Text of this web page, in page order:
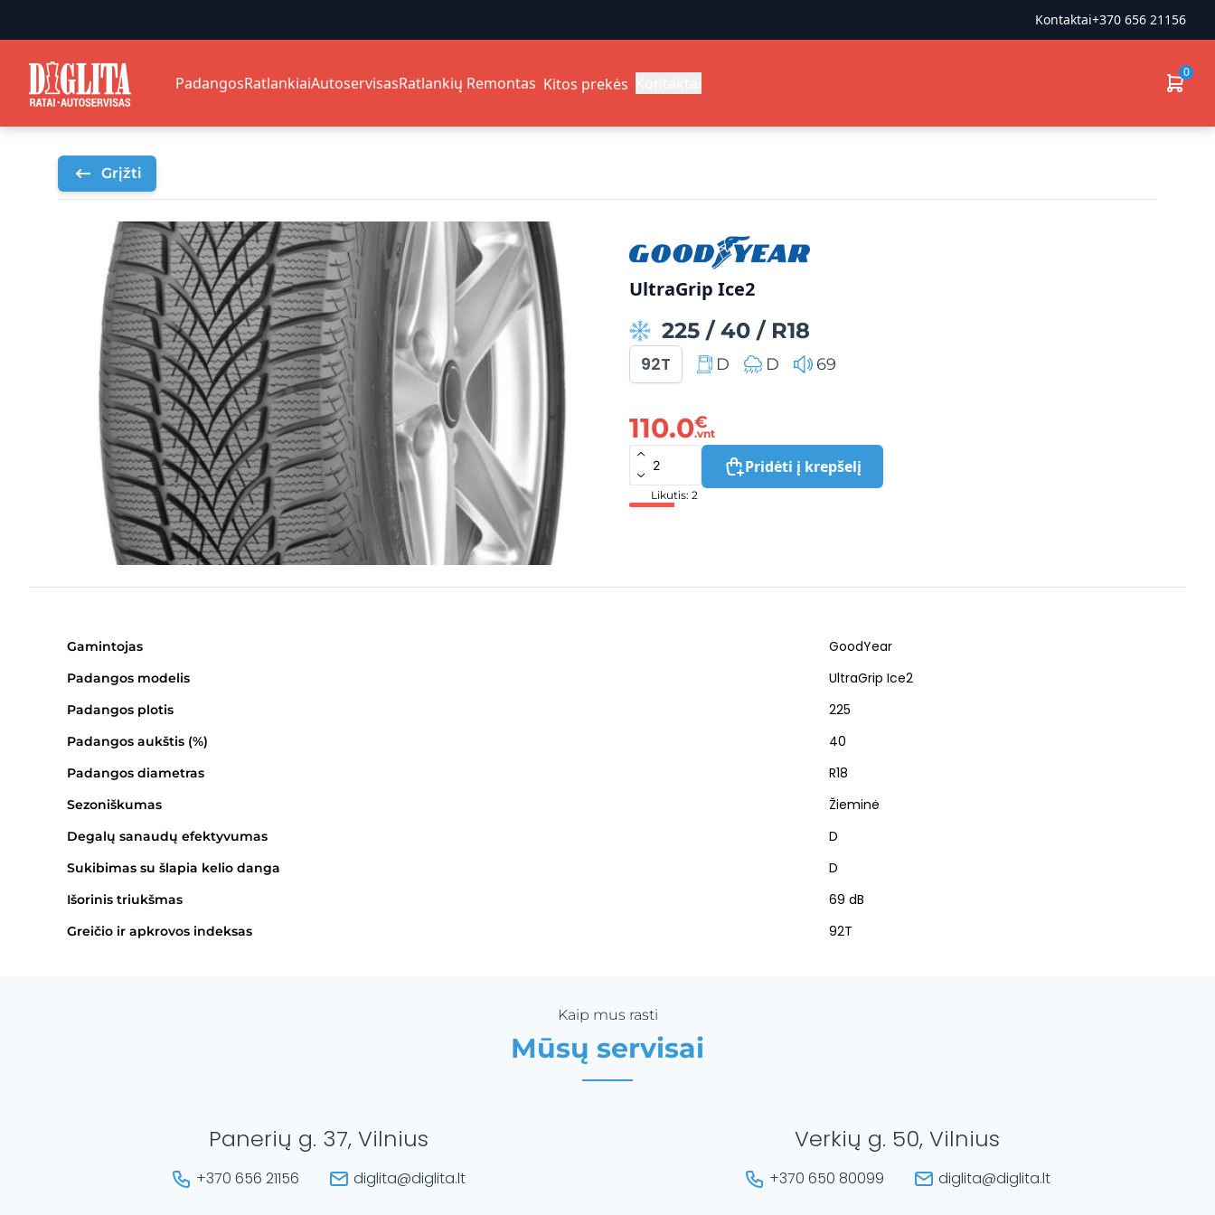
Kontaktai+370 656 21156
PadangosRatlankiaiAutoservisasRatlankių Remontas Kitos prekės
0
Grįžti
UltraGrip Ice2
225 / 40 / R18
92T D D 69
110.0€
.vnt
Pridėti į krepšelį
Likutis: 2
Gamintojas GoodYear
Padangos modelis UltraGrip Ice2
Padangos plotis 225
Padangos aukštis (%) 40
Padangos diametras R18
Sezoniškumas Žieminė
Degalų sanaudų efektyvumas D
Sukibimas su šlapia kelio danga D
Išorinis triukšmas 69 dB
Greičio ir apkrovos indeksas 92T
Kaip mus rasti
Mūsų servisai
Panerių g. 37, Vilnius
+370 656 21156 diglita@diglita.lt
Verkių g. 50, Vilnius
+370 650 80099 diglita@diglita.lt